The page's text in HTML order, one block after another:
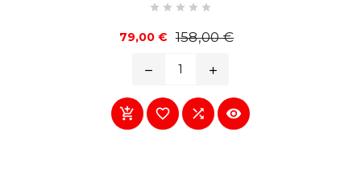
    
79,00 € 158,00 €
remove add
   